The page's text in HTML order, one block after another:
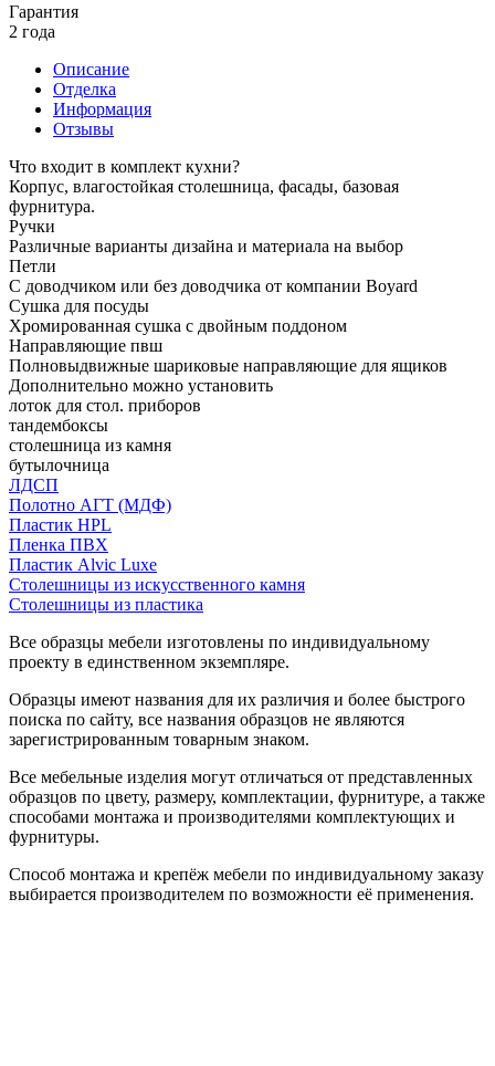
Гарантия
2 года
Описание
Отделка
Информация
Отзывы
Что входит в комплект кухни?
Корпус, влагостойкая столешница, фасады, базовая
фурнитура.
Ручки
Различные варианты дизайна и материала на выбор
Петли
С доводчиком или без доводчика от компании Boyard
Сушка для посуды
Хромированная сушка с двойным поддоном
Направляющие пвш
Полновыдвижные шариковые направляющие для ящиков
Дополнительно можно установить
лоток для стол. приборов
тандембоксы
столешница из камня
бутылочница
ЛДСП
Полотно АГТ (МДФ)
Пластик HPL
Пленка ПВХ
Пластик Alvic Luxe
Столешницы из искусственного камня
Столешницы из пластика
Все образцы мебели изготовлены по индивидуальному
проекту в единственном экземпляре.
Образцы имеют названия для их различия и более быстрого
поиска по сайту, все названия образцов не являются
зарегистрированным товарным знаком.
Все мебельные изделия могут отличаться от представленных
образцов по цвету, размеру, комплектации, фурнитуре, а также
способами монтажа и производителями комплектующих и
фурнитуры.
Способ монтажа и крепёж мебели по индивидуальному заказу
выбирается производителем по возможности её применения.